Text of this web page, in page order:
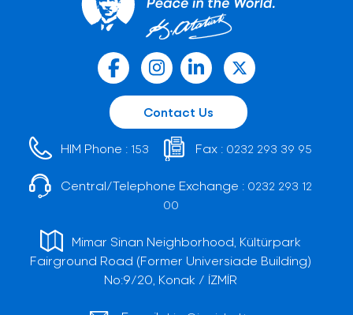
Contact Us
HIM Phone : 153 Fax : 0232 293 39 95
Central/Telephone Exchange : 0232 293 12
00
Mimar Sinan Neighborhood, Kültürpark
Fairground Road (Former Universiade Building)
No:9/20, Konak / İZMİR